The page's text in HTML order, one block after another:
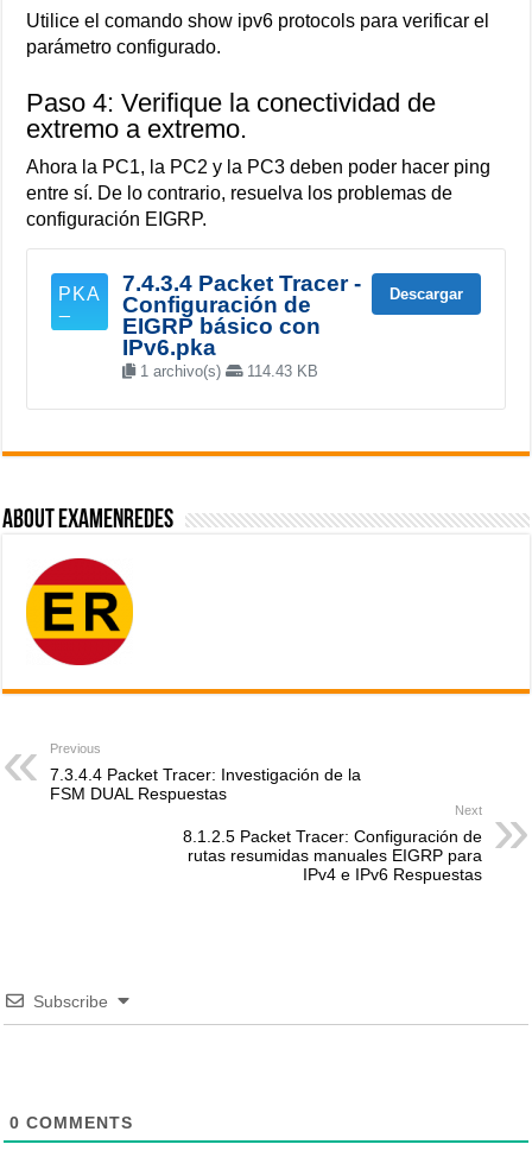
Utilice el comando show ipv6 protocols para verificar el
parámetro configurado.
Paso 4: Verifique la conectividad de
extremo a extremo.
Ahora la PC1, la PC2 y la PC3 deben poder hacer ping
entre sí. De lo contrario, resuelva los problemas de
configuración EIGRP.
7.4.3.4 Packet Tracer -
Configuración de
EIGRP básico con
IPv6.pka
1 archivo(s) 114.43 KB
Descargar
About ExamenRedes
Previous
7.3.4.4 Packet Tracer: Investigación de la
FSM DUAL Respuestas
Next
8.1.2.5 Packet Tracer: Configuración de
rutas resumidas manuales EIGRP para
IPv4 e IPv6 Respuestas
Subscribe
0 COMMENTS